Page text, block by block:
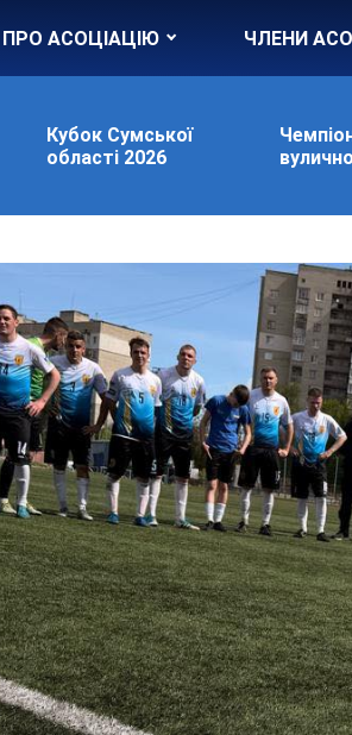
ПРО АСОЦІАЦІЮ ЧЛЕНИ
Кубок Сумської
області 2026